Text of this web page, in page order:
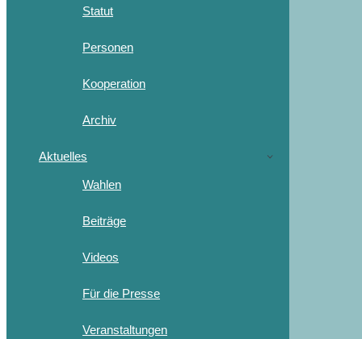
Statut
Personen
Kooperation
Archiv
Aktuelles
Wahlen
Beiträge
Videos
Für die Presse
Veranstaltungen